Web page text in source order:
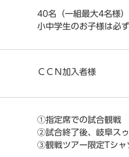
40名（一組最大4名様）
小中学生のお子様は必
ＣＣＮ加入者様
①指定席での試合観戦
②試合終了後、岐阜ス
③観戦ツアー限定Tシャ